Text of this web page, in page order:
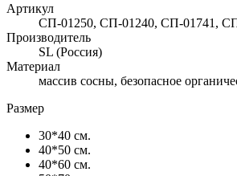
Артикул
СП-01250, СП-01240, СП-01741,
Производитель
SL (Россия)
Материал
массив сосны, безопасное
Размер
30*40 см.
40*50 см.
40*60 см.